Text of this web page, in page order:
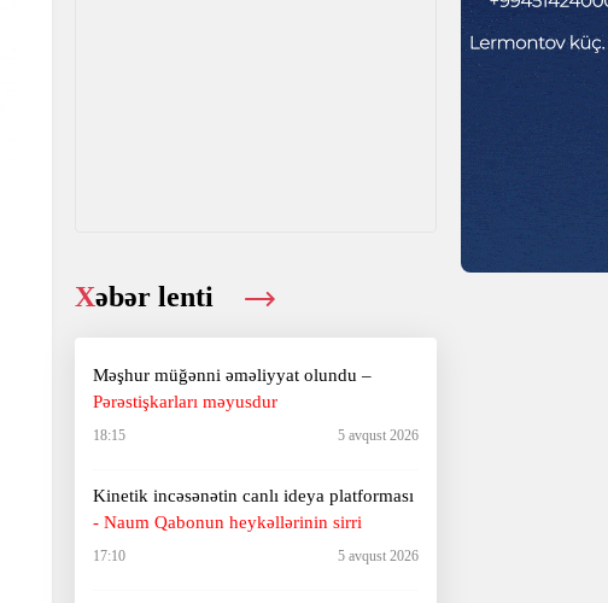
Xəbər lenti
Məşhur müğənni əməliyyat olundu –
Pərəstişkarları məyusdur
18:15 5 avqust 2026
Kinetik incəsənətin canlı ideya platforması
- Naum Qabonun heykəllərinin sirri
17:10 5 avqust 2026